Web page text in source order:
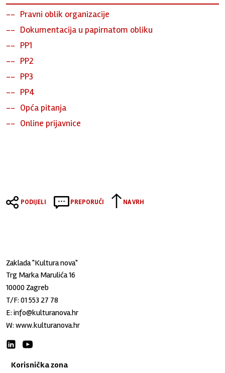
Pravni oblik organizacije
Dokumentacija u papirnatom obliku
PP1
PP2
PP3
PP4
Opća pitanja
Online prijavnice
PODIJELI PREPORUČI NA VRH
Zaklada "Kultura nova"
Trg Marka Marulića 16
10000 Zagreb
T/F:01 553 27 78
E:info@kulturanova.hr
W:www.kulturanova.hr
Korisnička zona